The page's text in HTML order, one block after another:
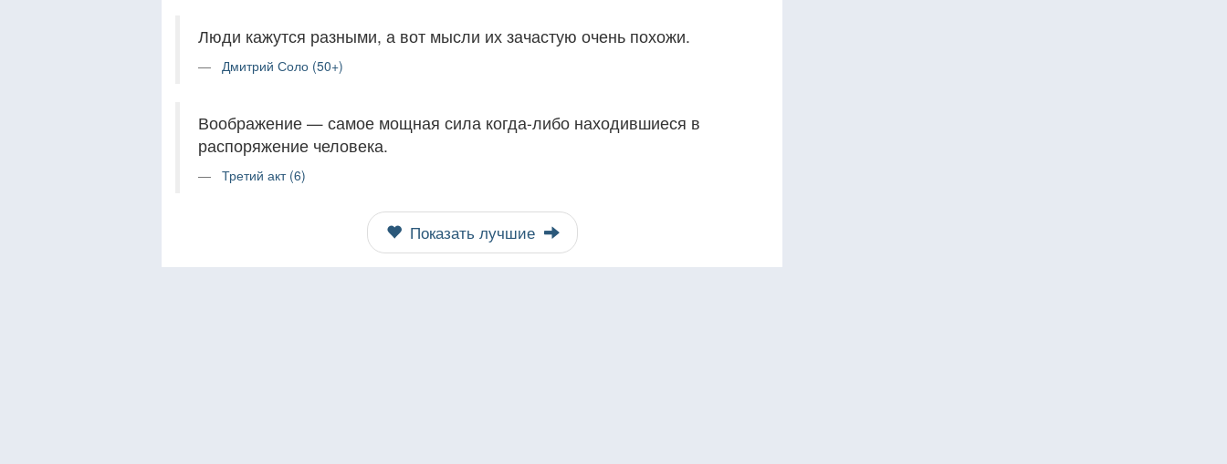
Люди кажутся разными, а вот мысли их зачастую очень похожи.
Дмитрий Соло (50+)
Воображение — самое мощная сила когда-либо находившиеся в
распоряжение человека.
Третий акт (6)
Показать лучшие